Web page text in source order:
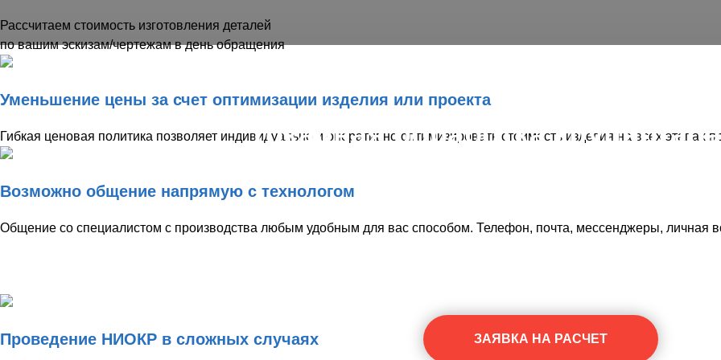
Токарная обработка
ЗАЯВКА НА РАСЧЕТ
Рассчитаем стоимость изготовления деталей
по вашим эскизам/чертежам в день обращения
Уменьшение цены за счет оптимизации изделия или проекта
Гибкая ценовая политика позволяет индивидуально и оперативно оптимизировать стоимость изделия на всех этапах
Возможно общение напрямую с технологом
Общение со специалистом с производства любым удобным для вас способом. Телефон, почта, мессенджеры, личная
Проведение НИОКР в сложных случаях